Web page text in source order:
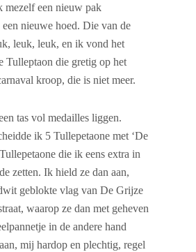
mezelf een nieuw pak
een nieuwe hoed. Die van de
leuk, leuk, en ik vond het
Tulleptaon die gretig op het
kroop, die is niet meer.
tas vol medailles liggen.
ik 5 Tullepetaone met ‘De
die ik eens extra in
zetten. Ik hield ze dan aan,
geblokte vlag van De Grijze
waarop ze dan met geheven
in de andere hand
mij hardop en plechtig, regel